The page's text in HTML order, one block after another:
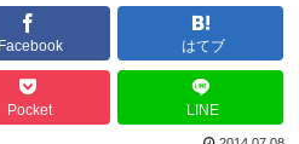
Facebook はてブ
Pocket LINE